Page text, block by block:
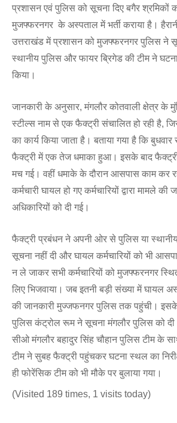
प्रशासन एवं पुलिस को सूचना दिए बगैर श्रमिकों
मुजफ्फरनगर के अस्पताल में भर्ती कराया है।
उत्तराखंड में प्रशासन को मुजफ्फरनगर पुलिस ने
स्थानीय पुलिस और फायर ब्रिगेड की टीम ने
किया।
जानकारी के अनुसार, मंगलौर कोतवाली क्षेत्र के
स्टील्स नाम से एक फैक्ट्री संचालित हो रही है,
का कार्य किया जाता है। बताया गया है कि
फैक्ट्री में एक तेज धमाका हुआ। इसके बाद फैक्ट्री
मच गई। वहीं धमाके के दौरान आसपास काम कर
कर्मचारी घायल हो गए कर्मचारियों द्वारा मामले
अधिकारियों को दी गई।
फैक्ट्री प्रबंधन ने अपनी ओर से पुलिस या
सूचना नहीं दी और घायल कर्मचारियों को भी
न ले जाकर सभी कर्मचारियों को मुजफ्फरनगर
लिए भिजवाया। जब इतनी बड़ी संख्या में घायल
की जानकारी मुज्जफनगर पुलिस तक पहुंची।
पुलिस कंट्रोल रूम ने सूचना मंगलौर पुलिस को
सीओ मंगलौर बहादुर सिंह चौहान पुलिस टीम के
टीम ने सुबह फैक्ट्री पहुंचकर घटना स्थल का
ही फोरेंसिक टीम को भी मौके पर बुलाया गया।
(Visited 189 times, 1 visits today)